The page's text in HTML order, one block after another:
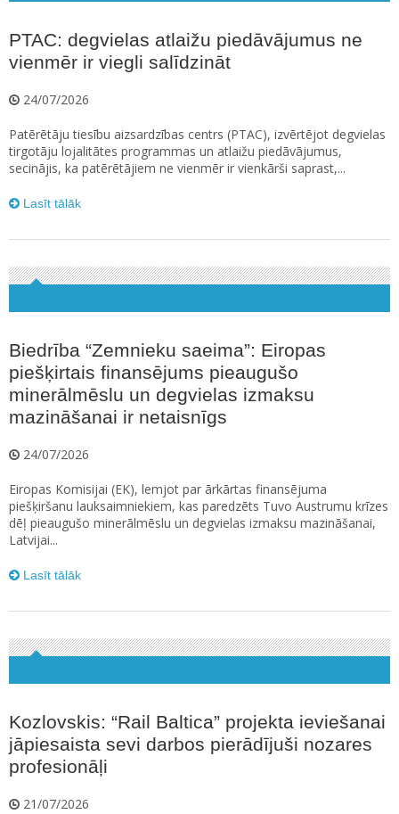
PTAC: degvielas atlaižu piedāvājumus ne
vienmēr ir viegli salīdzināt
24/07/2026
Patērētāju tiesību aizsardzības centrs (PTAC), izvērtējot degvielas
tirgotāju lojalitātes programmas un atlaižu piedāvājumus,
secinājis, ka patērētājiem ne vienmēr ir vienkārši saprast,...
Lasīt tālāk
Biedrība “Zemnieku saeima”: Eiropas
piešķirtais finansējums pieaugušo
minerālmēslu un degvielas izmaksu
mazināšanai ir netaisnīgs
24/07/2026
Eiropas Komisijai (EK), lemjot par ārkārtas finansējuma
piešķiršanu lauksaimniekiem, kas paredzēts Tuvo Austrumu krīzes
dēļ pieaugušo minerālmēslu un degvielas izmaksu mazināšanai,
Latvijai...
Lasīt tālāk
Kozlovskis: “Rail Baltica” projekta ieviešanai
jāpiesaista sevi darbos pierādījuši nozares
profesionāļi
21/07/2026